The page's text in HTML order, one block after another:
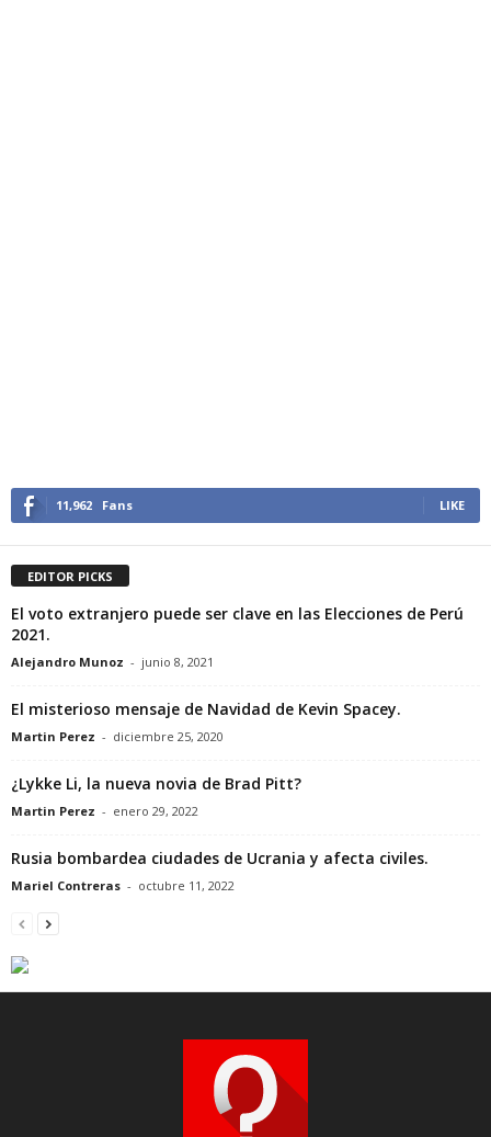
11,962 Fans LIKE
EDITOR PICKS
El voto extranjero puede ser clave en las Elecciones de Perú
2021.
Alejandro Munoz - junio 8, 2021
El misterioso mensaje de Navidad de Kevin Spacey.
Martin Perez - diciembre 25, 2020
¿Lykke Li, la nueva novia de Brad Pitt?
Martin Perez - enero 29, 2022
Rusia bombardea ciudades de Ucrania y afecta civiles.
Mariel Contreras - octubre 11, 2022